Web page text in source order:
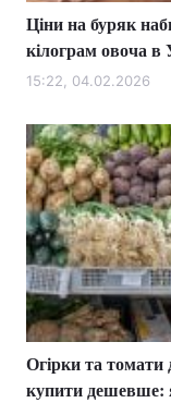
Ціни на буряк
кілограм овоча в
15:22, 04.02.2026
Огірки та
купити дешевше: